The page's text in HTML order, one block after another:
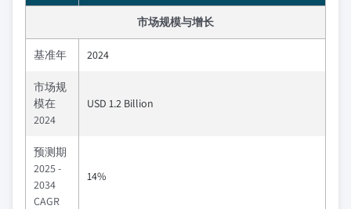
市场规模与增长
基准年 2024
市场规
模在
2024
USD 1.2 Billion
预测期
2025 -
2034
CAGR
14%